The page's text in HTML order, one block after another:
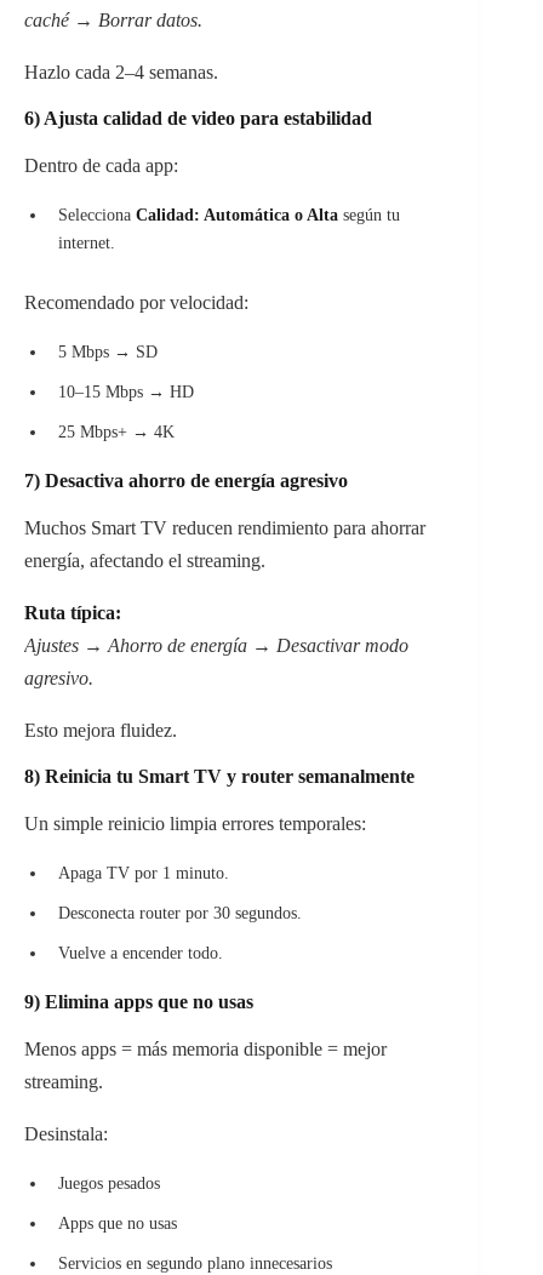
caché → Borrar datos.
Hazlo cada 2–4 semanas.
6) Ajusta calidad de video para estabilidad
Dentro de cada app:
Selecciona Calidad: Automática o Alta según tu
internet.
Recomendado por velocidad:
5 Mbps → SD
10–15 Mbps → HD
25 Mbps+ → 4K
7) Desactiva ahorro de energía agresivo
Muchos Smart TV reducen rendimiento para ahorrar
energía, afectando el streaming.
Ruta típica:
Ajustes → Ahorro de energía → Desactivar modo
agresivo.
Esto mejora fluidez.
8) Reinicia tu Smart TV y router semanalmente
Un simple reinicio limpia errores temporales:
Apaga TV por 1 minuto.
Desconecta router por 30 segundos.
Vuelve a encender todo.
9) Elimina apps que no usas
Menos apps = más memoria disponible = mejor
streaming.
Desinstala:
Juegos pesados
Apps que no usas
Servicios en segundo plano innecesarios